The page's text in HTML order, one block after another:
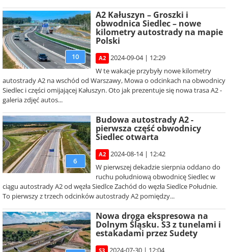
10
A2 Kałuszyn – Groszki i
obwodnica Siedlec – nowe
kilometry autostrady na mapie
Polski
A2
2024-09-04 | 12:29
W te wakacje przybyły nowe kilometry
autostrady A2 na wschód od Warszawy, Mowa o odcinkach na obwodnicy
Siedlec i części omijającej Kałuszyn. Oto jak prezentuje się nowa trasa A2 -
galeria zdjęć autos...
6
Budowa autostrady A2 -
pierwsza część obwodnicy
Siedlec otwarta
A2
2024-08-14 | 12:42
W pierwszej dekadzie sierpnia oddano do
ruchu południową obwodnicę Siedlec w
ciągu autostrady A2 od węzła Siedlce Zachód do węzła Siedlce Południe.
To pierwszy z trzech odcinków autostrady A2 pomiędzy...
Nowa droga ekspresowa na
Dolnym Śląsku. S3 z tunelami i
estakadami przez Sudety
S3 2024-07-30 | 12:04